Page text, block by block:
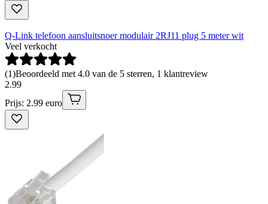
Q-Link telefoon aansluitsnoer modulair 2RJ11 plug 5 meter wit
Veel verkocht
(1)Beoordeeld met 4.0 van de 5 sterren, 1 klantreview
2.99
Prijs: 2.99 euro